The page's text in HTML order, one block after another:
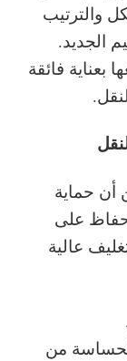
والترتيب
الجديد.
فائقة
أن حماية
على
عالية
من